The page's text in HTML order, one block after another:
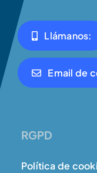
Llámanos:
Email de
RGPD
Política de